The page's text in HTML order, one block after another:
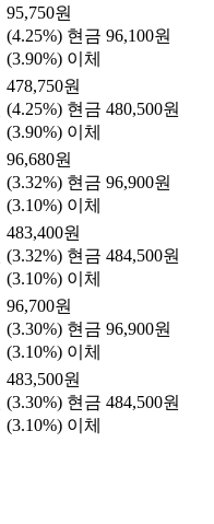
95,750원
(4.25%) 현금 96,100원
(3.90%) 이체
478,750원
(4.25%) 현금 480,500원
(3.90%) 이체
96,680원
(3.32%) 현금 96,900원
(3.10%) 이체
483,400원
(3.32%) 현금 484,500원
(3.10%) 이체
96,700원
(3.30%) 현금 96,900원
(3.10%) 이체
483,500원
(3.30%) 현금 484,500원
(3.10%) 이체